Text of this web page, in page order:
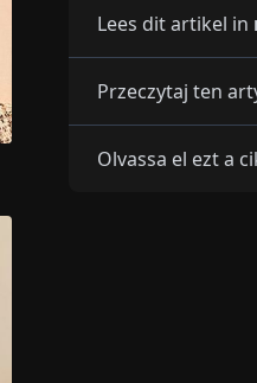
Lees dit artikel in
Przeczytaj ten
Olvassa el ezt a